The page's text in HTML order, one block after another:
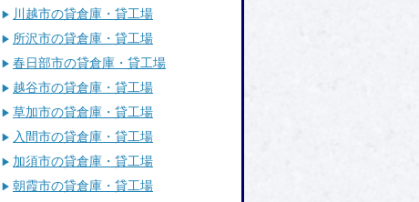
川越市の貸倉庫・貸工場
所沢市の貸倉庫・貸工場
春日部市の貸倉庫・貸工場
越谷市の貸倉庫・貸工場
草加市の貸倉庫・貸工場
入間市の貸倉庫・貸工場
加須市の貸倉庫・貸工場
朝霞市の貸倉庫・貸工場